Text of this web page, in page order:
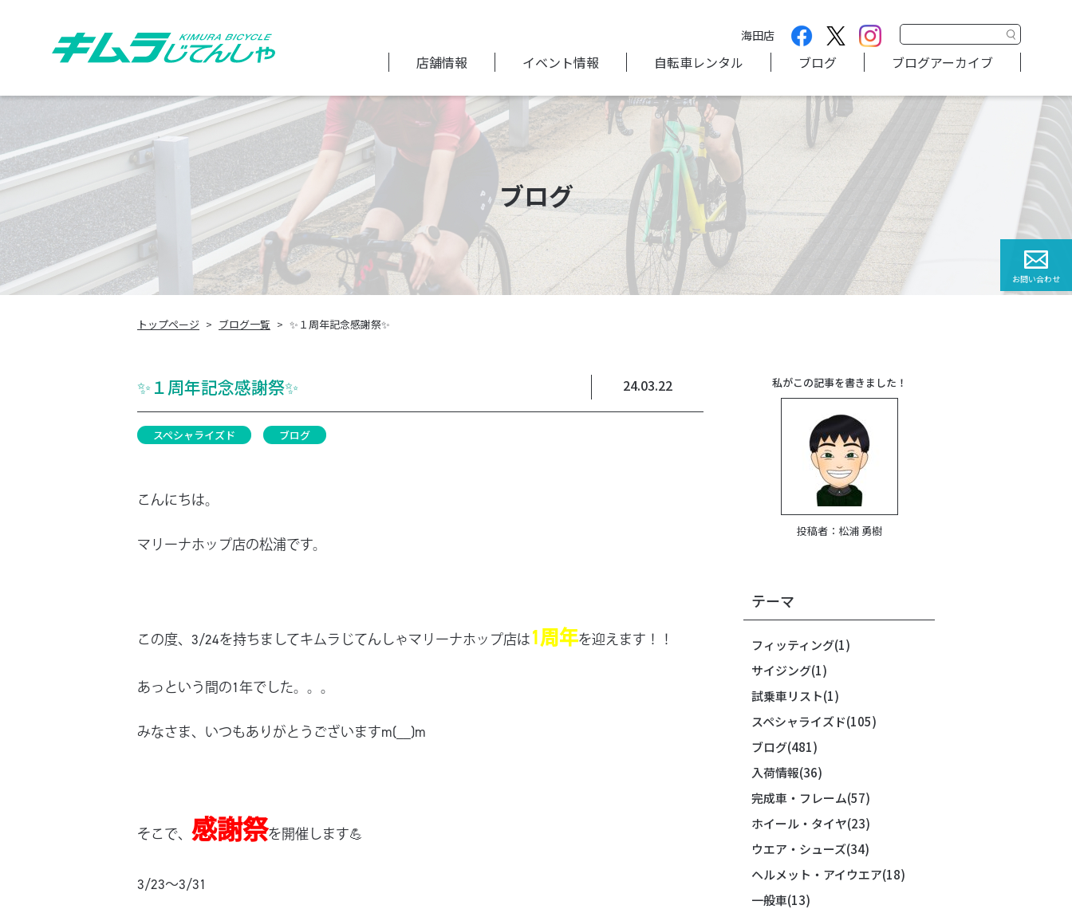
海田店
店舗情報 イベント情報 自転車レンタル ブログ ブログアーカイブ
ブログ
トップページ ブログ一覧 ✨１周年記念感謝祭✨
✨１周年記念感謝祭✨ 24.03.22
スペシャライズド ブログ
こんにちは。
マリーナホップ店の松浦です。
この度、3/24を持ちましてキムラじてんしゃマリーナホップ店は1周年を迎えます！！
あっという間の1年でした。。。
みなさま、いつもありがとうございますm(__)m
そこで、 感謝祭を開催します💪
3/23～3/31
私がこの記事を書きました！
投稿者： 松浦 勇樹
テーマ
フィッティング(1)
サイジング(1)
試乗車リスト(1)
スペシャライズド(105)
ブログ(481)
入荷情報(36)
完成車・フレーム(57)
ホイール・タイヤ(23)
ウエア・シューズ(34)
ヘルメット・アイウエア(18)
一般車(13)
お問い合わせ